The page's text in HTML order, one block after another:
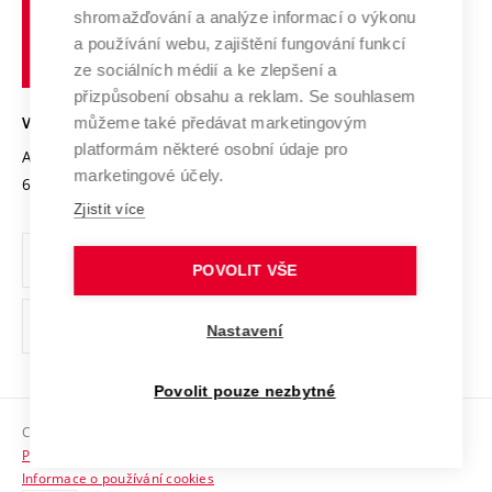
Transfer znalostí
Open Science
Projekty
Projekty ze strukturálních fondů
Specifický výzkum
Mezinárodní dohody
Univerzitní sítě
Udržitelná univerzita
Podnikavá univerzita / ContriBUTe
Bezpečná univerzita
Vyznamenání
Organizační struktura
Ochrana osobních údajů
odkaz)
Sociální bezpečí
HR Award
učení
technické
Brně
VYSOKÉ UČENÍ TECHNICKÉ V BRNĚ
Antonínská 548/1
602 00 Brno
www.vut.cz
vut@vutbr.cz
Copyright © 2026 VUT
Prohlášení o přístupnosti
Informace o používání cookies
shromažďování a analýze informací o výkonu
a používání webu, zajištění fungování funkcí
ze sociálních médií a ke zlepšení a
přizpůsobení obsahu a reklam. Se souhlasem
můžeme také předávat marketingovým
platformám některé osobní údaje pro
marketingové účely.
Zjistit více
POVOLIT VŠE
Nastavení
Povolit pouze nezbytné